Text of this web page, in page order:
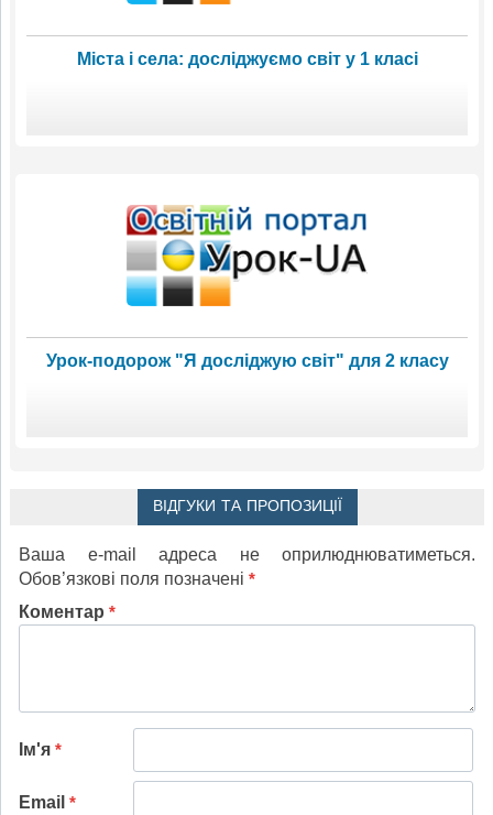
Міста і села: досліджуємо світ у 1 класі
Урок-подорож "Я досліджую світ" для 2 класу
ВІДГУКИ ТА ПРОПОЗИЦІЇ
Ваша e-mail адреса не оприлюднюватиметься.
Обов’язкові поля позначені *
Коментар *
Ім'я *
Email *